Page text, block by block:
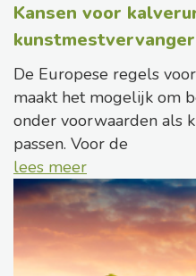
Kansen voor
kunstmestvervanger
De Europese regels
maakt het mogelijk om
onder voorwaarden als
passen. Voor de
lees meer